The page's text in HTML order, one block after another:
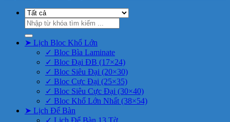
Tìm
kiếm:
➤ Lịch Bloc Khổ Lớn
✓ Bloc Bìa Laminate
✓ Bloc Đại ĐB (17×24)
✓ Bloc Siêu Đại (20×30)
✓ Bloc Cực Đại (25×35)
✓ Bloc Siêu Cực Đại (30×40)
✓ Bloc Khổ Lớn Nhất (38×54)
➤ Lịch Để Bàn
✓ Lịch Để Bàn 13 Tờ